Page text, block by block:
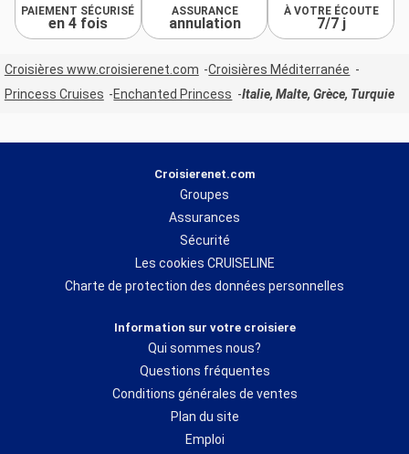
PAIEMENT SÉCURISÉ
en 4 fois
ASSURANCE
annulation
À VOTRE ÉCOUTE
7/7 j
Croisières www.croisierenet.com
Croisières Méditerranée
Princess Cruises
Enchanted Princess Italie, Malte, Grèce, Turquie
Croisierenet.com
Groupes
Assurances
Sécurité
Les cookies CRUISELINE
Charte de protection des données personnelles
Information sur votre croisiere
Qui sommes nous?
Questions fréquentes
Conditions générales de ventes
Plan du site
Emploi